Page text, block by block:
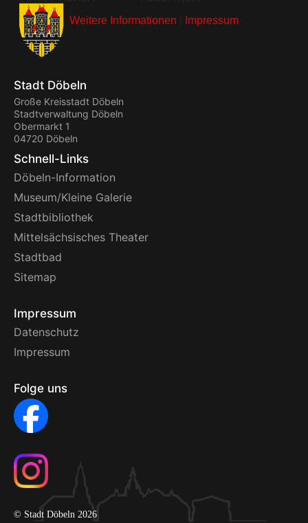
Stadt Döbeln
Große Kreisstadt Döbeln
Stadtverwaltung Döbeln
Obermarkt 1
04720 Döbeln
Schnell-Links
Döbeln-Information
Museum/Kleine Galerie
Stadtbibliothek
Mittelsächsisches Theater
Stadtbad
Sitemap
Impressum
Datenschutz
Impressum
Folge uns
© Stadt Döbeln 2026
Weitere Informationen Impressum